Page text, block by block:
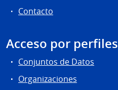
Contacto
Acceso por perfiles
Conjuntos de Datos
Organizaciones